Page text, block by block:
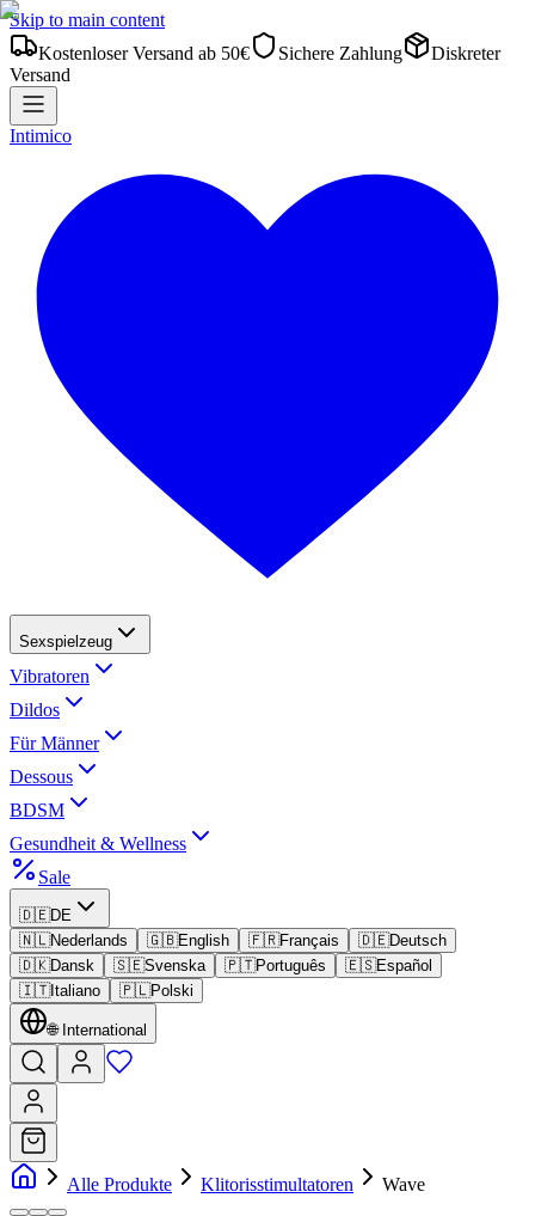
Skip to main content
Kostenloser Versand ab 50€
Sichere Zahlung
Diskreter
Versand
Intimico
Sexspielzeug
Vibratoren
Dildos
Für Männer
Dessous
BDSM
Gesundheit & Wellness
Sale
🇩🇪DE
🇳🇱Nederlands 🇬🇧English 🇫🇷Français 🇩🇪Deutsch
🇩🇰Dansk 🇸🇪Svenska 🇵🇹Português 🇪🇸Español
🇮🇹Italiano 🇵🇱Polski
🌐 International
Alle Produkte Klitorisstimultatoren Wave